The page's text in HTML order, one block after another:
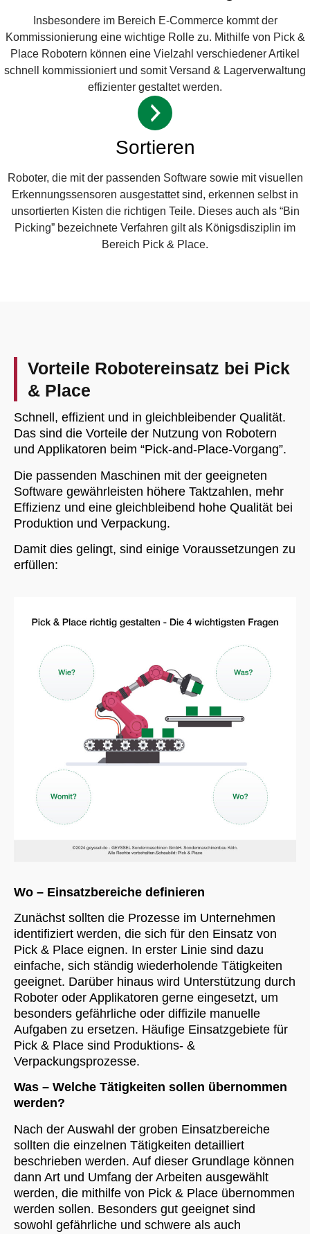
Insbesondere im Bereich E-Commerce kommt der
Kommissionierung eine wichtige Rolle zu. Mithilfe von Pick &
Place Robotern können eine Vielzahl verschiedener Artikel
schnell kommissioniert und somit Versand & Lagerverwaltung
effizienter gestaltet werden.
Sortieren
Roboter, die mit der passenden Software sowie mit visuellen
Erkennungssensoren ausgestattet sind, erkennen selbst in
unsortierten Kisten die richtigen Teile. Dieses auch als “Bin
Picking” bezeichnete Verfahren gilt als Königsdisziplin im
Bereich Pick & Place.
Vorteile Robotereinsatz bei Pick
& Place
Schnell, effizient und in gleichbleibender Qualität.
Das sind die Vorteile der Nutzung von Robotern
und Applikatoren beim “Pick-and-Place-Vorgang”.
Die passenden Maschinen mit der geeigneten
Software gewährleisten höhere Taktzahlen, mehr
Effizienz und eine gleichbleibend hohe Qualität bei
Produktion und Verpackung.
Damit dies gelingt, sind einige Voraussetzungen zu
erfüllen:
Wo – Einsatzbereiche definieren
Zunächst sollten die Prozesse im Unternehmen
identifiziert werden, die sich für den Einsatz von
Pick & Place eignen. In erster Linie sind dazu
einfache, sich ständig wiederholende Tätigkeiten
geeignet. Darüber hinaus wird Unterstützung durch
Roboter oder Applikatoren gerne eingesetzt, um
besonders gefährliche oder diffizile manuelle
Aufgaben zu ersetzen. Häufige Einsatzgebiete für
Pick & Place sind Produktions- &
Verpackungsprozesse.
Was – Welche Tätigkeiten sollen übernommen
werden?
Nach der Auswahl der groben Einsatzbereiche
sollten die einzelnen Tätigkeiten detailliert
beschrieben werden. Auf dieser Grundlage können
dann Art und Umfang der Arbeiten ausgewählt
werden, die mithilfe von Pick & Place übernommen
werden sollen. Besonders gut geeignet sind
sowohl gefährliche und schwere als auch